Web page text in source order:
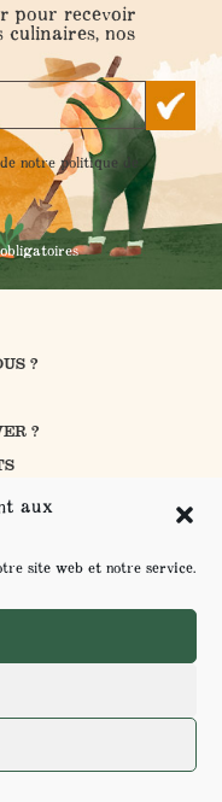
aux
site web et notre service.
pour recevoir
culinaires, nos
notrepolitique de
?
?
CONFIDENTIALITÉ
ET LÉGUMES PAR JOUR -